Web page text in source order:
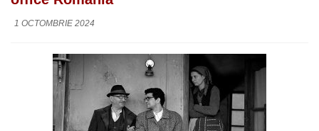
1 OCTOMBRIE 2024